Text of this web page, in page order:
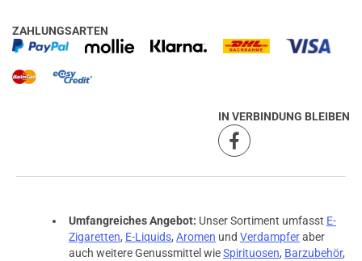
ZAHLUNGSARTEN
IN VERBINDUNG BLEIBEN
Umfangreiches Angebot: Unser Sortiment umfasst E-
Zigaretten, E-Liquids, Aromen und Verdampferaber
auch weitere Genussmittel wieSpirituosen, Barzubehör,